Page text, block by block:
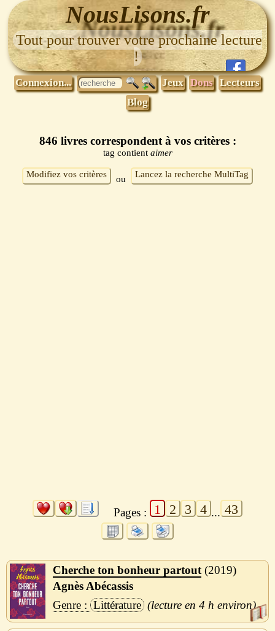
NousLisons.fr
Tout pour trouver votre prochaine lecture
!
Connexion... Jeux Dons Lecteurs
Blog
846 livres correspondent à vos critères :
tag contient aimer
Modifiez vos critères ou Lancez la recherche MultiTag
Pages : 1 2 3 4 ... 43
Cherche ton bonheur partout 2019
Agnès Abécassis
Littérature
4 h